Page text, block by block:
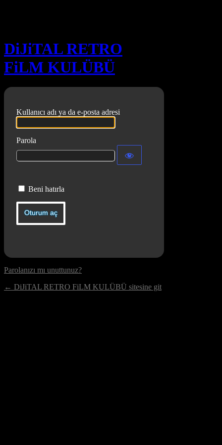
DiJiTAL RETRO
FiLM KULÜBÜ
Kullanıcı adı ya da e-posta adresi
Parola
Beni hatırla
Parolanızı mı unuttunuz?
← DiJiTAL RETRO FiLM KULÜBÜ sitesine git